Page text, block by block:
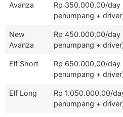
Avanza
Rp 350.000,00/day
penumpang +
New
Avanza
Rp 450.000,00/day
penumpang +
Elf Short
Rp 650.000,00/day
penumpang +
Elf Long
Rp 1.050.000,00/
penumpang +